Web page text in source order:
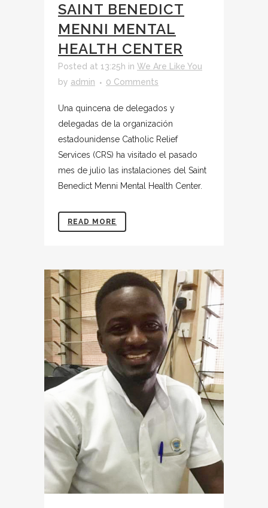
SAINT BENEDICT
MENNI MENTAL
HEALTH CENTER
Posted at 13:25h in We Are Like You
by admin 0 Comments
Una quincena de delegados y
delegadas de la organización
estadounidense Catholic Relief
Services (CRS) ha visitado el pasado
mes de julio las instalaciones del Saint
Benedict Menni Mental Health Center.
READ MORE